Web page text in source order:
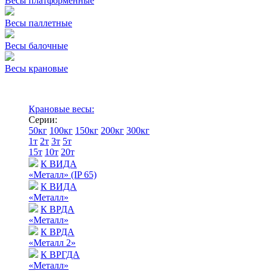
Весы паллетные
Весы балочные
Весы крановые
Крановые весы:
Серии:
50кг 100кг 150кг 200кг 300кг
1т 2т 3т 5т
15т 10т 20т
К ВИДА
«Металл» (IP 65)
К ВИДА
«Металл»
К ВРДА
«Металл»
К ВРДА
«Металл 2»
К ВРГДА
«Металл»